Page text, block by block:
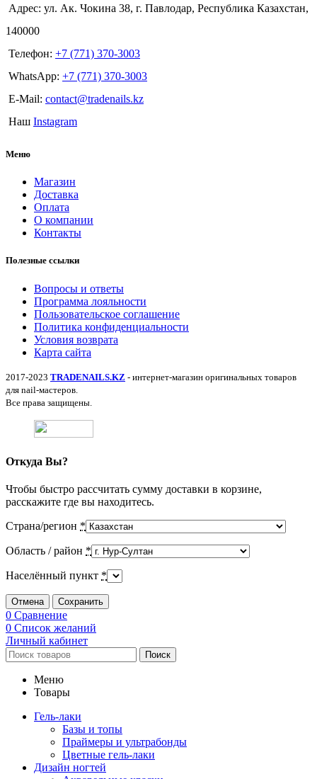
Адрес: ул. Ак. Чокина 38, г. Павлодар, Республика Казахстан,
140000
Телефон: +7 (771) 370-3003
WhatsApp: +7 (771) 370-3003
E-Mail: contact@tradenails.kz
Наш Instagram
Меню
Магазин
Доставка
Оплата
О компании
Контакты
Полезные ссылки
Вопросы и ответы
Программа лояльности
Пользовательское соглашение
Политика конфиденциальности
Условия возврата
Карта сайта
2017-2023 TRADENAILS.KZ - интернет-магазин оригинальных товаров
для nail-мастеров.
Все права защищены.
Откуда Вы?
Чтобы быстро рассчитать сумму доставки в корзине,
расскажите где вы находитесь.
Страна/регион *
Область / район *
Населённый пункт *
Отмена Сохранить
0 Сравнение
0 Список желаний
Личный кабинет
Поиск
Меню
Товары
Гель-лаки
Базы и топы
Праймеры и ультрабонды
Цветные гель-лаки
Дизайн ногтей